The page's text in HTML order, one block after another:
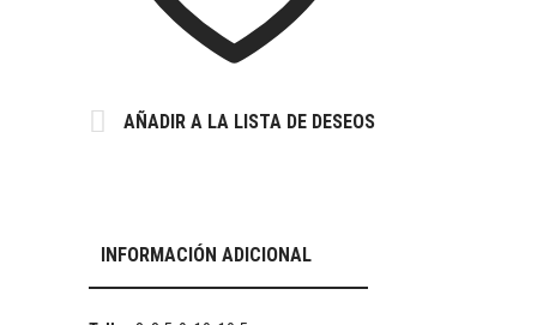
AÑADIR A LA LISTA DE DESEOS
INFORMACIÓN ADICIONAL